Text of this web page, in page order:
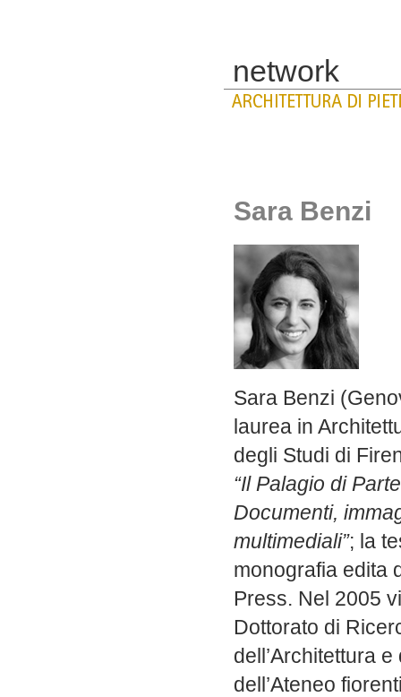
network
Sara Benzi
Sara Benzi
laurea in
degli Studi di
“Il Palagio di
Documenti,
multimediali”; la
monografia edita
Press. Nel 2005
Dottorato di
dell’Architettura
dell’Ateneo